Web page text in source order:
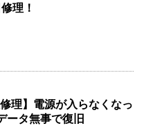
理！
理】電源が入らなくなっ
ータ無事で復旧